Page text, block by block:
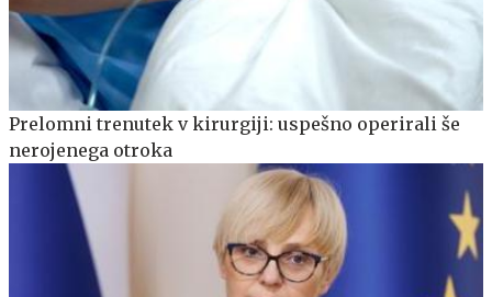
Prelomni trenutek v kirurgiji: uspešno operirali še
nerojenega otroka